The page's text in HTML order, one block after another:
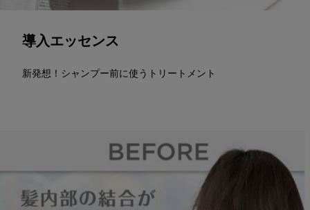
導入エッセンス
新発想！シャンプー前に使うトリートメント